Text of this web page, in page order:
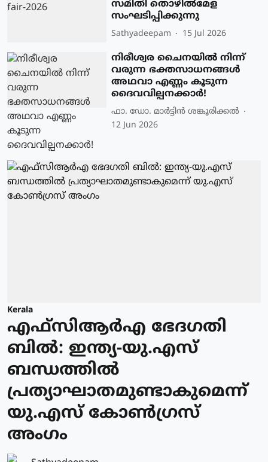
സമിതി തൊഴിൽമേള
സംഘടിപ്പിക്കുന്നു
Sathyadeepam 15 Jul 2026
നിരീശ്വര ചൈനയിൽ നിന്ന്
വരുന്ന ഭക്തസാധനങ്ങൾ
അഥവാ എണ്ണം കൂടുന്ന
ദൈവവില്പനക്കാർ!
ഫാ. ഡോ. മാര്‍ട്ടിന്‍ ശങ്കൂരിക്കല്‍
12 Jun 2026
Kerala
എഫ്‌സിആർഎ ഭേദഗതി
ബിൽ: ഇന്ത്യ-യു.എസ്
ബന്ധത്തിൽ
പ്രത്യാഘാതമുണ്ടാകുമെന്ന്
യു.എസ് കോൺഗ്രസ്
അംഗം